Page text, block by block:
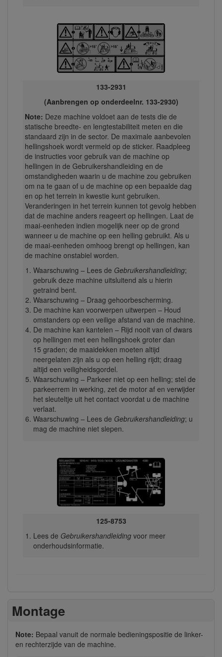
133-2931
(Aanbrengen op onderdeelnr. 133-2930)
Note: Deze machine voldoet aan de tests die de
statische breedte- en lengtestabiliteit meten en die
standaard zijn in de sector. De maximale aanbevolen
hellingshoek wordt vermeld op de sticker. Raadpleeg
de instructies voor gebruik van de machine op
hellingen in de Gebruikershandleiding en de
omstandigheden waarin u de machine zou gebruiken
om na te gaan of u de machine op een bepaalde dag
en op het terrein in kwestie kunt gebruiken.
Veranderingen in het terrein kunnen tot gevolg hebben
dat de machine anders reageert op hellingen. Laat de
maai-eenheden indien mogelijk neer op de grond
wanneer u de machine op een helling gebruikt. Als u
de maai-eenheden omhoog brengt op hellingen, kan
de machine onstabiel worden.
Waarschuwing – Lees de Gebruikershandleiding;
gebruik deze machine uitsluitend als u hierin
getraind bent.
Waarschuwing – Draag gehoorbescherming.
De machine kan voorwerpen uitwerpen – Houd
omstanders op een veilige afstand van de machine.
De machine kan kantelen – Rijd nooit van of dwars
op hellingen met een hellingshoek groter dan
15 graden; de maaidekken moeten altijd
neergelaten zijn als u op een helling rijdt; draag
altijd een veiligheidsgordel.
Waarschuwing – Parkeer niet op een helling; stel de
parkeerrem in werking, zet de motor af en verwijder
het sleuteltje uit het contact voordat u de machine
verlaat.
Waarschuwing – Lees de Gebruikershandleiding; u
mag de machine niet slepen.
125-8753
Lees de Gebruikershandleidingvoor meer
onderhoudsinformatie.
Montage
Note: Bepaal vanuit de normale bedieningspositie de linker-
en rechterzijde van de machine.